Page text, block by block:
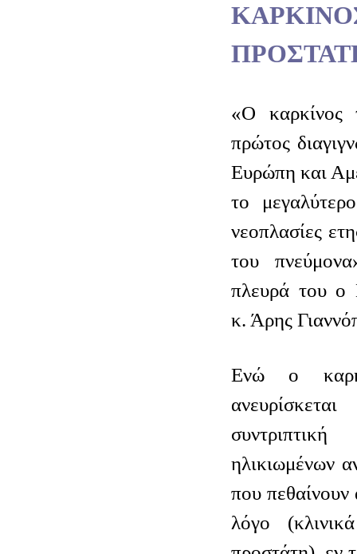
«Ο καρκίνος
πρώτος
Ευρώπη και
το
νεοπλασίες
του
πλευρά του ο
κ. Άρης
Ενώ ο
ηλικιωμένων
που
λόγο